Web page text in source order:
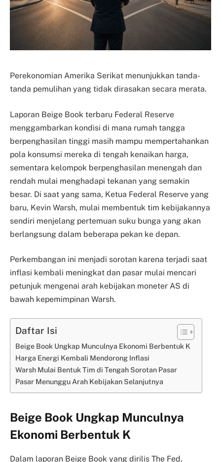
Perekonomian Amerika Serikat menunjukkan tanda-
tanda pemulihan yang tidak dirasakan secara merata.
Laporan Beige Book terbaru Federal Reserve
menggambarkan kondisi di mana rumah tangga
berpenghasilan tinggi masih mampu mempertahankan
pola konsumsi mereka di tengah kenaikan harga,
sementara kelompok berpenghasilan menengah dan
rendah mulai menghadapi tekanan yang semakin
besar. Di saat yang sama, Ketua Federal Reserve yang
baru, Kevin Warsh, mulai membentuk tim kebijakannya
sendiri menjelang pertemuan suku bunga yang akan
berlangsung dalam beberapa pekan ke depan.
Perkembangan ini menjadi sorotan karena terjadi saat
inflasi kembali meningkat dan pasar mulai mencari
petunjuk mengenai arah kebijakan moneter AS di
bawah kepemimpinan Warsh.
Daftar Isi
Beige Book Ungkap Munculnya Ekonomi Berbentuk K
Harga Energi Kembali Mendorong Inflasi
Warsh Mulai Bentuk Tim di Tengah Sorotan Pasar
Pasar Menunggu Arah Kebijakan Selanjutnya
Beige Book Ungkap Munculnya
Ekonomi Berbentuk K
Dalam laporan Beige Book yang dirilis The Fed,